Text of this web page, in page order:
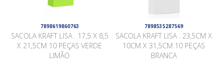
7898619860763
SACOLA KRAFT LISA . 17,5 X 8,5
X 21,5CM 10 PEÇAS VERDE
LIMÃO
7898535287569
SACOLA KRAFT LISA . 23,5CM X
10CM X 31,5CM 10 PEÇAS
BRANCA